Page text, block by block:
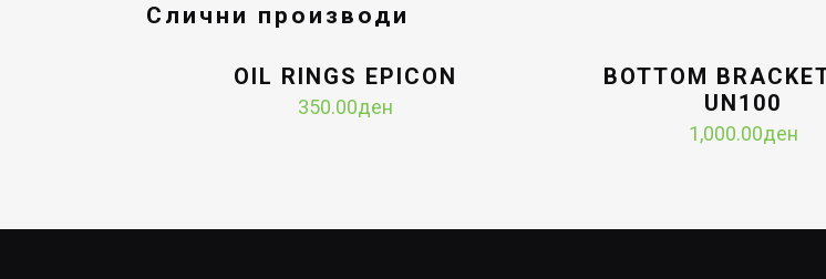
Слични производи
OIL RINGS EPICON
350.00ден
BOTTOM
UN100
1,000.00ден